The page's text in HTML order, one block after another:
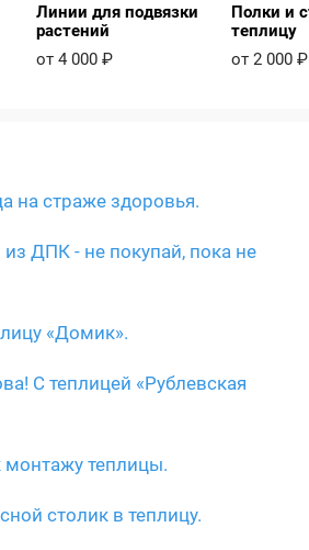
Линии для подвязки
растений
от 4 000 ₽
Полки и
теплицу
от 2 000 ₽
на страже здоровья.
из ДПК - не покупай, пока не
«Домик».
С теплицей «Рублевская
монтажу теплицы.
столик в теплицу.